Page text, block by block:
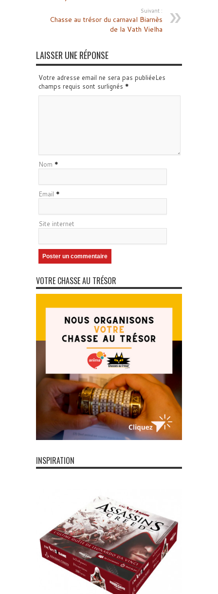
Suivant :
Chasse au trésor du carnaval Biarnès
de la Vath Vielha
LAISSER UNE RÉPONSE
Votre adresse email ne sera pas publiéeLes
champs requis sont surlignés *
Nom *
Email *
Site internet
VOTRE CHASSE AU TRÉSOR
INSPIRATION